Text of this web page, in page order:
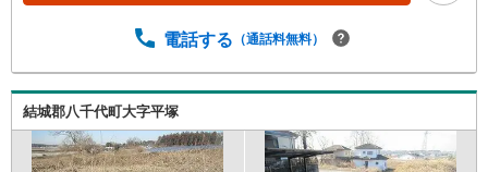
電話する （通話料無料）
結城郡八千代町大字平塚